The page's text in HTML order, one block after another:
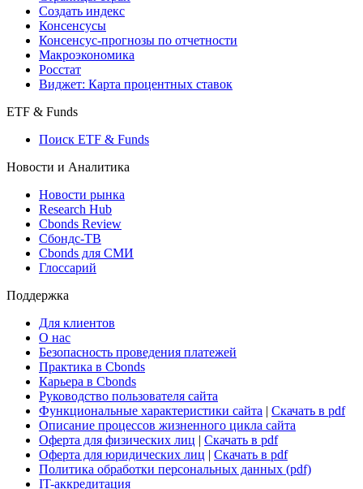
Индексы
Поиск индексов
Страницы стран
Создать индекс
Консенсусы
Макроэкономика
Виджет: Карта процентных ставок
ETF & Funds
Поиск ETF & Funds
Новости и Аналитика
Новости рынка
Research Hub
Сбондс-ТВ
Глоссарий
Поддержка
Для клиентов
О нас
Безопасность проведения платежей
Практика в Cbonds
Карьера в Cbonds
Руководство пользователя сайта
Функциональные характеристики сайта|Скачать в pdf
Описание процессов жизненного цикла сайта